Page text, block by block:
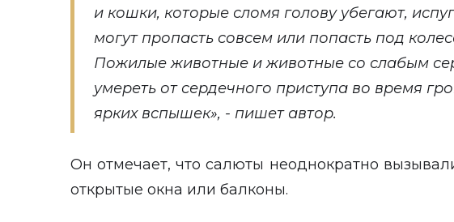
и кошки, которые сломя голову убегают,
могут пропасть совсем или попасть под
Пожилые животные и животные со слабым
умереть от сердечного приступа во время
ярких вспышек», - пишет автор.
Он отмечает, что салюты неоднократно
открытые окна или балконы.